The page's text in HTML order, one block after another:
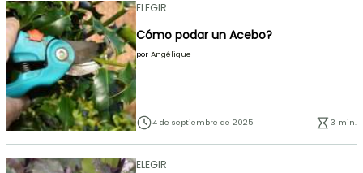
ELEGIR
Cómo podar un Acebo?
por Angélique
4 de septiembre de 2025 3 min.
ELEGIR